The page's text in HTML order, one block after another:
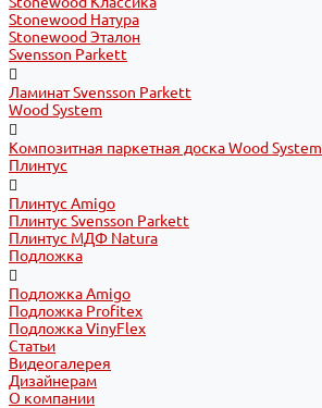
Stonewood Натура
Stonewood Эталон
Svensson Parkett
Ламинат Svensson Parkett
Wood System
Композитная паркетная доска Wood System
Плинтус
Плинтус Amigo
Плинтус Svensson Parkett
Плинтус МДФ Natura
Подложка
Подложка Amigo
Подложка Profitex
Подложка VinyFlex
Статьи
Видеогалерея
Дизайнерам
О компании